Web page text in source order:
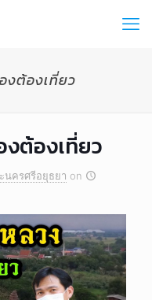
งต้องเที่ยว
ต้องเที่ยว
นครศรีอยุธยา on